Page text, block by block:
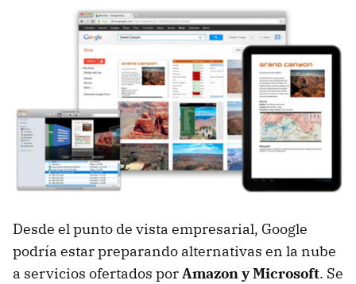
Desde el punto de vista empresarial, Google
podría estar preparando alternativas en la nube
a servicios ofertados porAmazon y Microsoft. Se